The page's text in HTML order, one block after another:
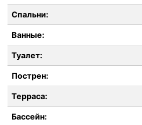
Спальни:
Ванные:
Туалет:
Пострен:
Терраса:
Бассейн: